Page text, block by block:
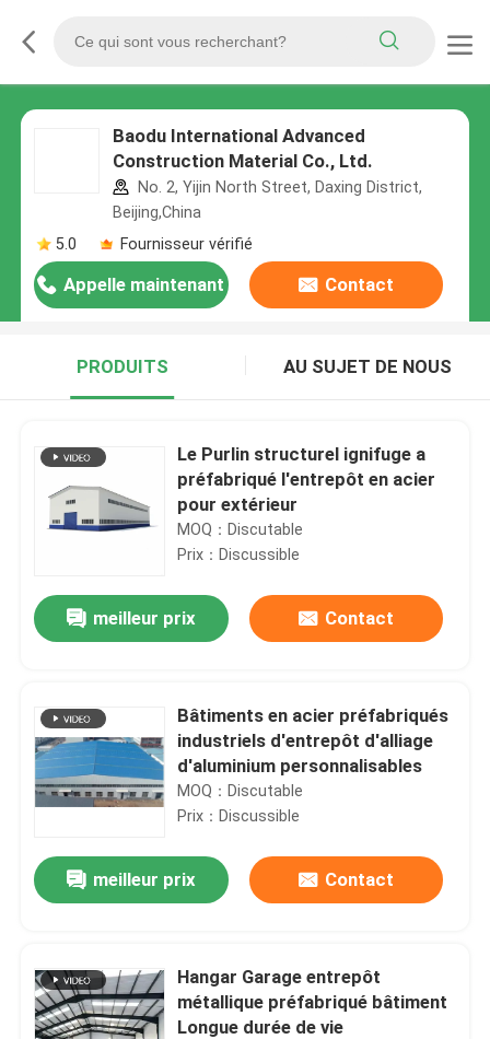
Baodu International Advanced
Construction Material Co., Ltd.
No. 2, Yijin North Street, Daxing District,
Beijing,China
5.0
Fournisseur vérifié
Appelle maintenant Contact
PRODUITS AU SUJET DE NOUS
Le Purlin structurel ignifuge a
préfabriqué l'entrepôt en acier
pour extérieur
MOQ：Discutable
Prix：Discussible
meilleur prix Contact
Bâtiments en acier préfabriqués
industriels d'entrepôt d'alliage
d'aluminium personnalisables
MOQ：Discutable
Prix：Discussible
meilleur prix Contact
Hangar Garage entrepôt
métallique préfabriqué bâtiment
Longue durée de vie